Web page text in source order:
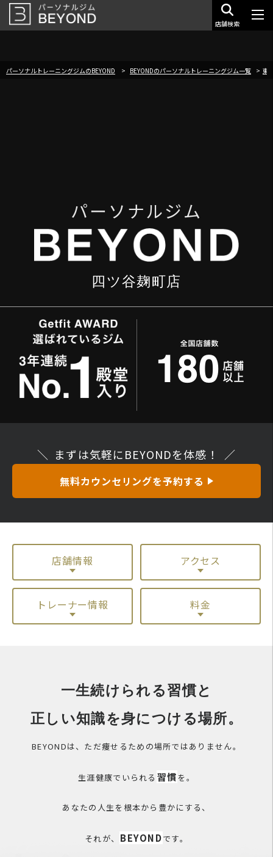
店舗検索
パーソナルトレーニングジムのBEYOND BEYONDのパーソナルトレーニングジム一覧 東
パーソナルジム
四ツ谷麹町店
まずは気軽にBEYONDを体感！
無料カウンセリングを予約する
店舗情報 アクセス
トレーナー情報 料金
一生続けられる習慣と
正しい知識を身につける場所。
BEYONDは、ただ痩せるための場所ではありません。
生涯健康でいられる 習慣 を。
あなたの人生を根本から豊かにする、
それが、 BEYONDです。